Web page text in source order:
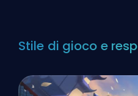
Stile di gioco e